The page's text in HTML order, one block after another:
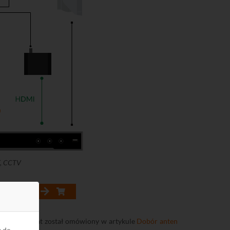
CCTV
ten temat został omówiony w artykule Dobór anten